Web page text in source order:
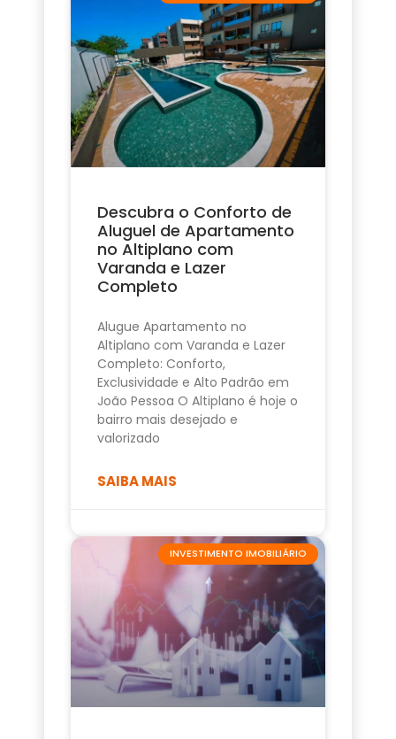
Descubra o Conforto de
Aluguel de Apartamento
no Altiplano com
Varanda e Lazer
Completo
Alugue Apartamento no
Altiplano com Varanda e Lazer
Completo: Conforto,
Exclusividade e Alto Padrão em
João Pessoa O Altiplano é hoje o
bairro mais desejado e
valorizado
SAIBA MAIS
INVESTIMENTO IMOBILIÁRIO